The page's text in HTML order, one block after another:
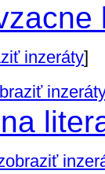
inzeráty]